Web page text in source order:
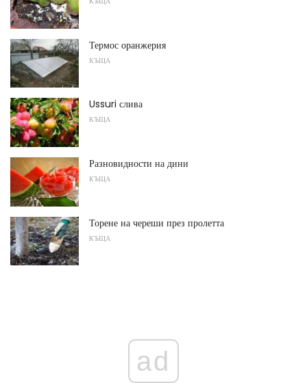
Термос оранжерия
КЪЩА
Ussuri слива
КЪЩА
Разновидности на дини
КЪЩА
Торене на череши през пролетта
КЪЩА
ad